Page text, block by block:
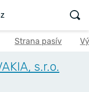
Strana pasív
s.r.o.